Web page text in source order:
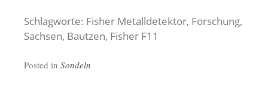
Schlagworte: Fisher Metalldetektor, Forschung,
Sachsen, Bautzen, Fisher F11
Posted in Sondeln